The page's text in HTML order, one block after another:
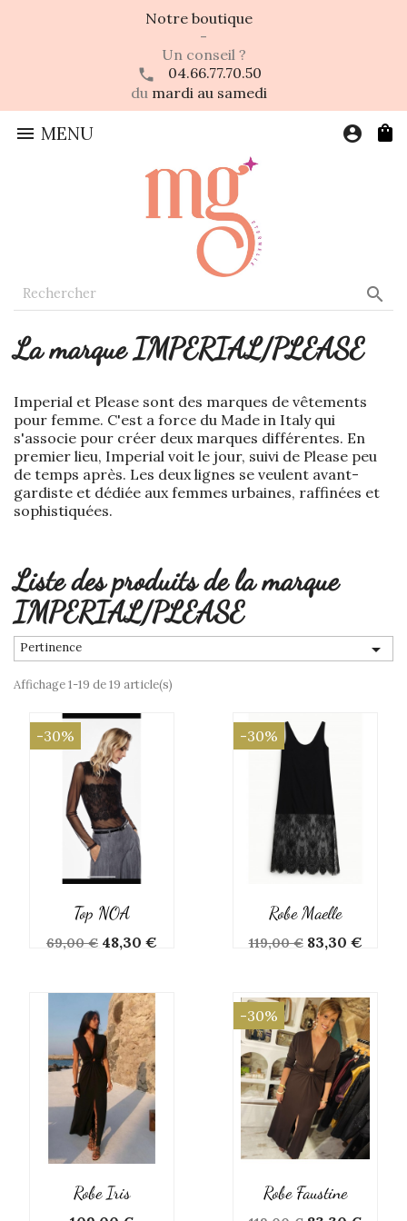
Notre boutique
-
Un conseil ?
04.66.77.70.50
du mardi au samedi
 MENU account_circle

La marque IMPERIAL/PLEASE
Imperial et Please sont des marques de vêtements
pour femme. C'est a force du Made in Italy qui
s'associe pour créer deux marques différentes. En
premier lieu, Imperial voit le jour, suivi de Please peu
de temps après. Les deux lignes se veulent avant-
gardiste et dédiée aux femmes urbaines, raffinées et
sophistiquées.
Liste des produits de la marque
IMPERIAL/PLEASE
Pertinence 
Affichage 1-19 de 19 article(s)
Top NOA
Prix
69,00 € Prix
48,30 €
-30%
Robe Maelle
Prix
119,00 € Prix
83,30 €
-30%
Robe Iris Robe Faustine
-30%